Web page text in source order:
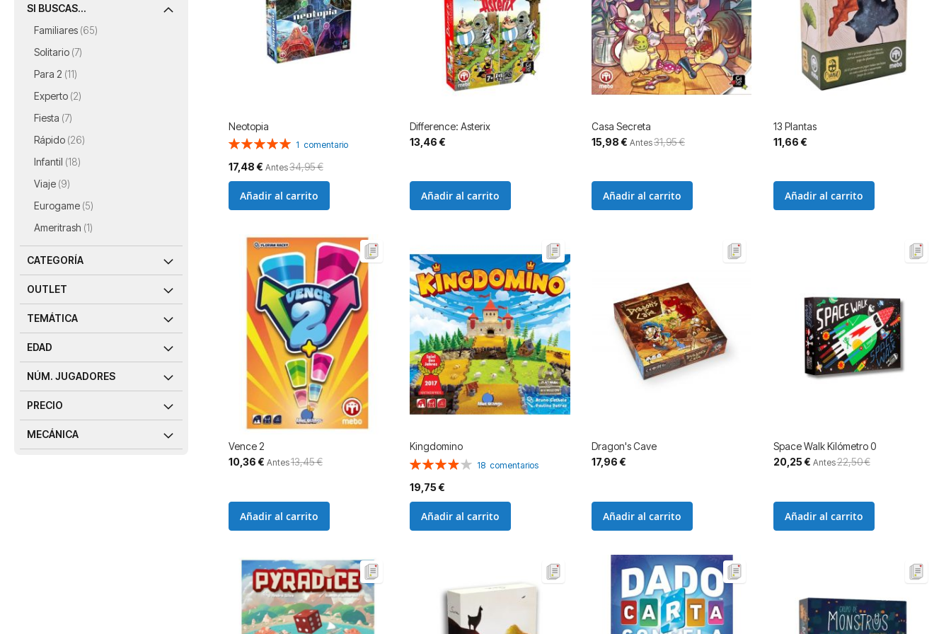
Neotopia
Valoración:
1 comentario
Precio
especial
17,48 € Antes34,95 €
Añadir al carrito
Difference: Asterix
13,46 €
Añadir al carrito
Casa Secreta
Precio
especial
15,98 € Antes31,95 €
Añadir al carrito
13 Plantas
11,66 €
Añadir al carrito
Vence 2
Precio
especial
10,36 € Antes13,45 €
Añadir al carrito
Kingdomino
Valoración:
18 comentarios
19,75 €
Añadir al carrito
Dragon's Cave
17,96 €
Añadir al carrito
Space Walk Kilómetro 0
Precio
especial
20,25 € Antes22,50 €
Añadir al carrito
SI BUSCAS...
Familiares 65
artículos
Solitario 7
artículos
Para 2 11
artículos
Experto 2
artículos
Fiesta 7
artículos
Rápido 26
artículos
Infantil 18
artículos
Viaje 9
artículos
Eurogame 5
artículos
Ameritrash 1
artículo
CATEGORÍA
OUTLET
TEMÁTICA
EDAD
NÚM. JUGADORES
PRECIO
MECÁNICA